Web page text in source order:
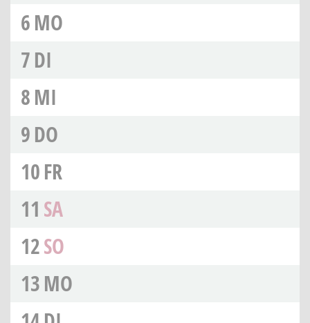
6MO
7DI
8MI
9DO
10FR
11 SA
12SO
13MO